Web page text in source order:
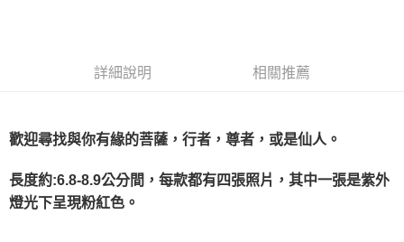
賣家宅配幫您送（台灣）
郵局幫你送（離島）
付款後門市自取
詳細說明 相關推薦
歡迎尋找與你有緣的菩薩，行者，尊者，或是仙人。
長度約:6.8-8.9公分間，每款都有四張照片，其中一張是紫外
燈光下呈現粉紅色。